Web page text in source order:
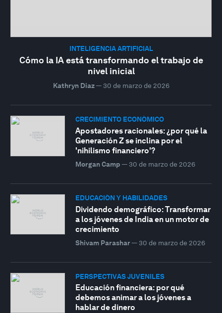
INTELIGENCIA ARTIFICIAL
Cómo la IA está transformando el trabajo de
nivel inicial
Kathryn Diaz— 30 de marzo de 2026
CRECIMIENTO ECONÓMICO
Apostadores racionales: ¿por qué la
Generación Z se inclina por el
'nihilismo financiero'?
Morgan Camp — 30 de marzo de 2026
EDUCACIÓN Y HABILIDADES
Dividendo demográfico: Transformar
a los jóvenes de India en un motor de
crecimiento
Shivam Parashar— 30 de marzo de 2026
PERSPECTIVAS JUVENILES
Educación financiera: por qué
debemos animar a los jóvenes a
hablar de dinero